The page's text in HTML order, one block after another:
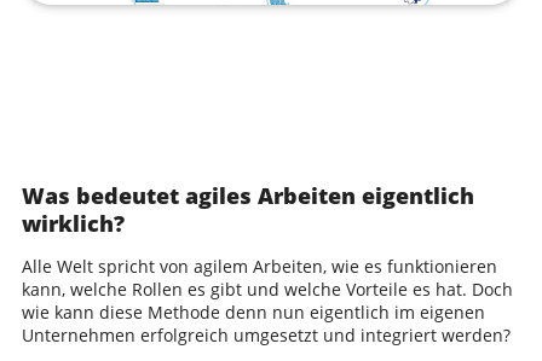
Was bedeutet agiles Arbeiten eigentlich
wirklich?
Alle Welt spricht von agilem Arbeiten, wie es funktionieren
kann, welche Rollen es gibt und welche Vorteile es hat. Doch
wie kann diese Methode denn nun eigentlich im eigenen
Unternehmen erfolgreich umgesetzt und integriert werden?